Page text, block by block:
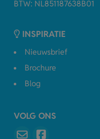
BTW: NL851187638B01
INSPIRATIE
Nieuwsbrief
Brochure
Blog
VOLG ONS